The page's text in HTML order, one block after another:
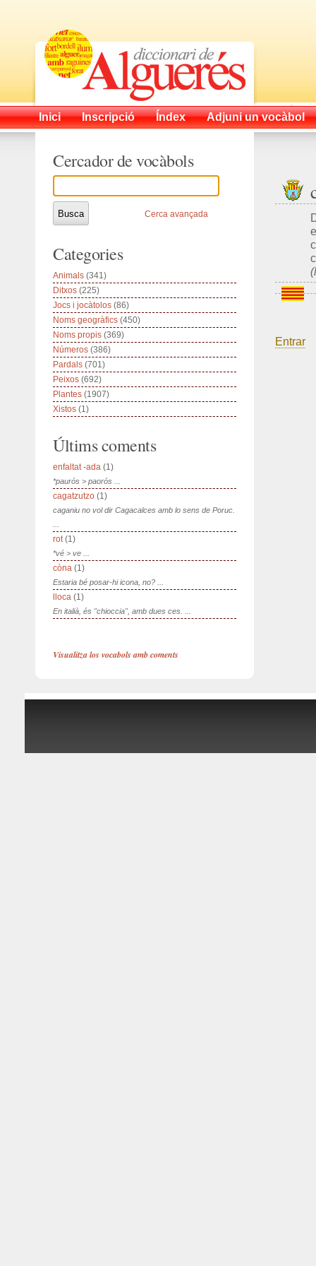
Inici Inscripció Índex Adjuni un vocàbol
Entrar
Cercador de vocàbols
Cerca avançada
Categories
Animals (341)
Ditxos (225)
Jocs i jocàtolos (86)
Noms geogràfics (450)
Noms propis (369)
Números (386)
Pardals (701)
Peixos (692)
Plantes (1907)
Xistos (1)
Últims coments
enfaltat -ada (1)
*paurós > paorós ...
cagatzutzo (1)
caganiu no vol dir Cagacalces amb lo sens de Poruc.
rot(1)
*vé > ve ...
còna (1)
Estaria bé posar-hi icona, no? ...
lloca (1)
En italià, és "chioccia", amb dues ces. ...
Visualitza los vocabols amb coments